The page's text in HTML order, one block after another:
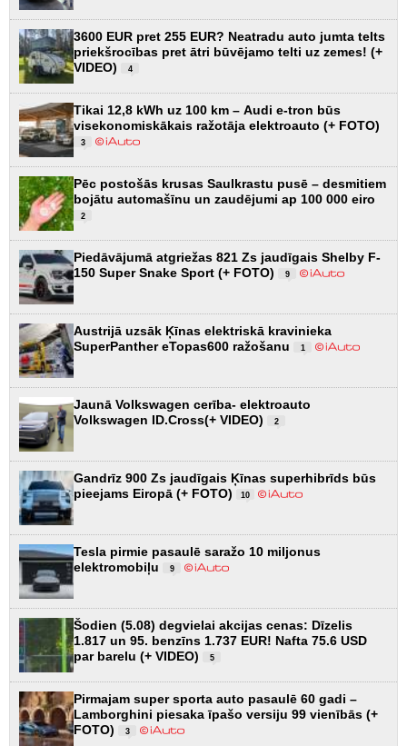
3600 EUR pret 255 EUR? Neatradu auto jumta telts
priekšrocības pret ātri būvējamo telti uz zemes! (+
VIDEO)
4
Tikai 12,8 kWh uz 100 km – Audi e-tron būs
visekonomiskākais ražotāja elektroauto (+ FOTO)
3
Pēc postošās krusas Saulkrastu pusē – desmitiem
bojātu automašīnu un zaudējumi ap 100 000 eiro
2
Piedāvājumā atgriežas 821 Zs jaudīgais Shelby F-
150 Super Snake Sport (+ FOTO)
9
Austrijā uzsāk Ķīnas elektriskā kravinieka
SuperPanther eTopas600 ražošanu
1
Jaunā Volkswagen cerība- elektroauto
Volkswagen ID.Cross(+ VIDEO)
2
Gandrīz 900 Zs jaudīgais Ķīnas superhibrīds būs
pieejams Eiropā (+ FOTO)
10
Tesla pirmie pasaulē saražo 10 miljonus
elektromobiļu
9
Šodien (5.08) degvielai akcijas cenas: Dīzelis
1.817 un 95. benzīns 1.737 EUR! Nafta 75.6 USD
par barelu (+ VIDEO)
5
Pirmajam super sporta auto pasaulē 60 gadi –
Lamborghini piesaka īpašo versiju 99 vienībās (+
FOTO)
3